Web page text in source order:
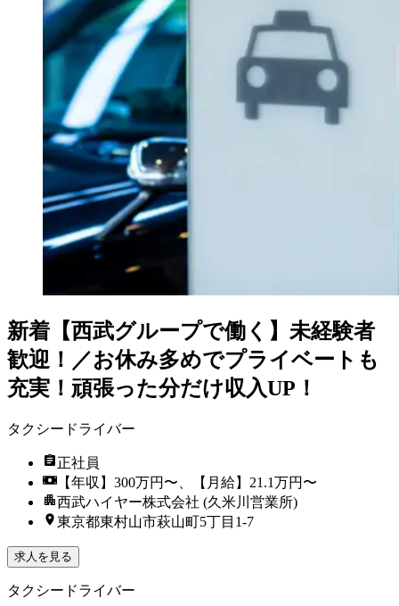
新着 【西武グループで働く】未経験者
歓迎！／お休み多めでプライベートも
充実！頑張った分だけ収入UP！
タクシードライバー
正社員
【年収】300万円〜、【月給】21.1万円〜
西武ハイヤー株式会社 (久米川営業所)
東京都東村山市萩山町5丁目1-7
求人を見る
タクシードライバー